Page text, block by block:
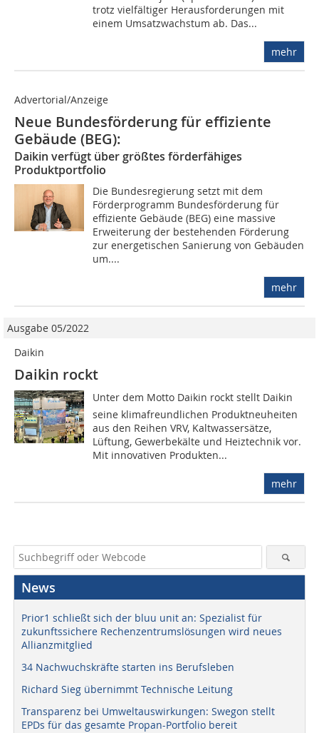
trotz vielfältiger Herausforderungen mit
einem Umsatzwachstum ab. Das...
mehr
Advertorial/Anzeige
Neue Bundesförderung für effiziente
Gebäude (BEG):
Daikin verfügt über größtes förderfähiges
Produktportfolio
Die Bundesregierung setzt mit dem
Förderprogramm Bundesförderung für
effiziente Gebäude (BEG) eine massive
Erweiterung der bestehenden Förderung
zur energetischen Sanierung von Gebäuden
um....
mehr
Ausgabe 05/2022
Daikin
Daikin rockt
Unter dem Motto Daikin rockt stellt Daikin
seine klimafreundlichen Produktneuheiten
aus den Reihen VRV, Kaltwassersätze,
Lüftung, Gewerbekälte und Heiztechnik vor.
Mit innovativen Produkten...
mehr
News
Prior1 schließt sich der bluu unit an: Spezialist für
zukunftssichere Rechenzentrumslösungen wird neues
Allianzmitglied
34 Nachwuchskräfte starten ins Berufsleben
Richard Sieg übernimmt Technische Leitung
Transparenz bei Umweltauswirkungen: Swegon stellt
EPDs für das gesamte Propan-Portfolio bereit